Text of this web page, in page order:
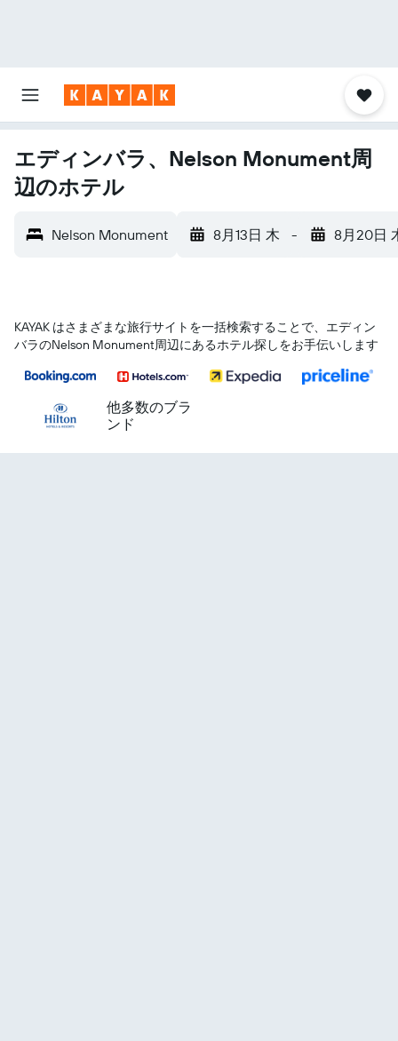
エディンバラ、Nelson Monument周
辺のホテル
Nelson Monument 8月13日 木 - 8月20日
KAYAK はさまざまな旅行サイトを一括検索することで、エディン
バラ​のNelson Monument​周辺にあるホテル探しをお手伝いします
他多数のブラ
ンド